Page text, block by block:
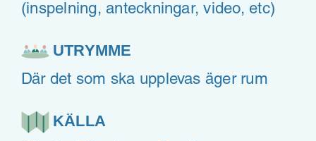
(inspelning, anteckningar, video, etc)
UTRYMME
Där det som ska upplevas äger rum
KÄLLA